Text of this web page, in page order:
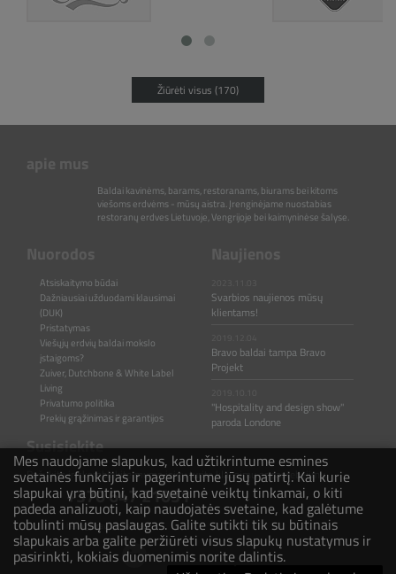
Žiūrėti visus (170)
Baldai kavinėms, barams, restoranams, biurams bei kitoms
viešoms erdvėms - mūsų aistra. Įrenginėjame nuostabias
restoranų erdves Lietuvoje, Vengrijoje bei kaimyninėse šalyse.
Atsiskaitymo būdai
Dažniausiai užduodami klausimai
(DUK)
Pristatymas
Viešųjų erdvių baldai mokslo
įstaigoms?
Zuiver, Dutchbone & White Label
Living
Privatumo politika
Prekių grąžinimas ir garantijos
Svarbios naujienos mūsų
klientams!
Bravo baldai tampa Bravo
Projekt
"Hospitality and design show"
paroda Londone
Susisiekite
Rašykite ir skambinkite mums jeigu turite klausimų ar pastebėjimų.
+370 647 21031
hello@bravoprojekt.eu
Mes naudojame slapukus, kad užtikrintume esmines
svetainės funkcijas ir pagerintume jūsų patirtį. Kai kurie
slapukai yra būtini, kad svetainė veiktų tinkamai, o kiti
padeda analizuoti, kaip naudojatės svetaine, kad galėtume
tobulinti mūsų paslaugas. Galite sutikti tik su būtinais
slapukais arba galite peržiūrėti visus slapukų nustatymus ir
pasirinkti, kokiais duomenimis norite dalintis.